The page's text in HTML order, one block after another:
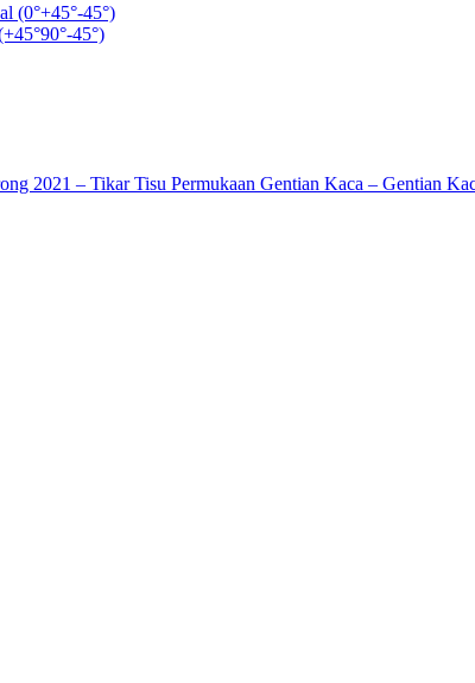
(0°+45°-45°)
45°)
2021 – Tikar Tisu Permukaan Gentian Kaca – Gentian